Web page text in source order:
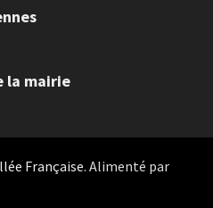
la mairie
Française. Alimenté par